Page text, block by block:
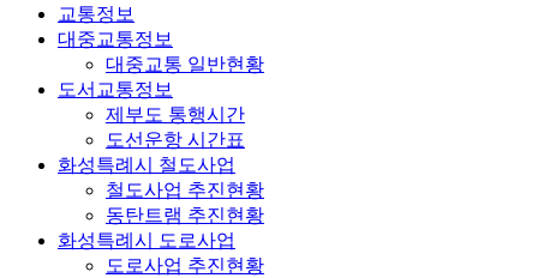
교통정보
대중교통정보
대중교통 일반현황
도서교통정보
제부도 통행시간
도선운항 시간표
화성특례시 철도사업
철도사업 추진현황
동탄트램 추진현황
화성특례시 도로사업
도로사업 추진현황